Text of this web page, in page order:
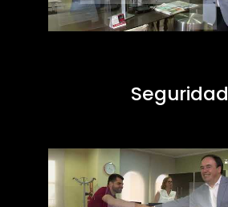
Seguridad